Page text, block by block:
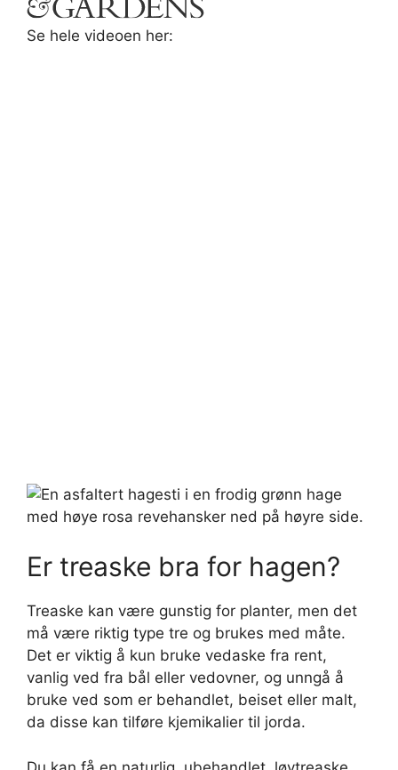
Se hele videoen her:
Er treaske bra for hagen?
Treaske kan være gunstig for planter, men det
må være riktig type tre og brukes med måte.
Det er viktig å kun bruke vedaske fra rent,
vanlig ved fra bål eller vedovner, og unngå å
bruke ved som er behandlet, beiset eller malt,
da disse kan tilføre kjemikalier til jorda.